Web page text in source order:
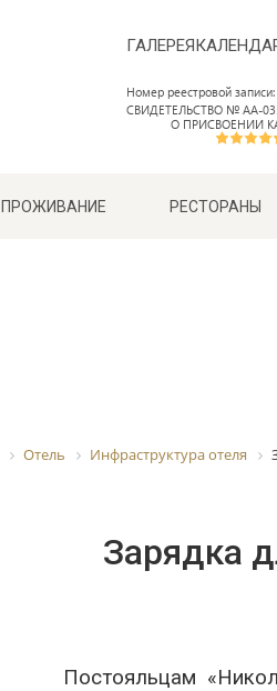
ГАЛЕРЕЯ
Номер реестровой
СВИДЕТЕЛЬСТВО № АА-
О ПРИСВОЕНИИ
ПРОЖИВАНИЕ РЕСТОРАНЫ
Отель Инфраструктура отеля
Зарядка
Постояльцам